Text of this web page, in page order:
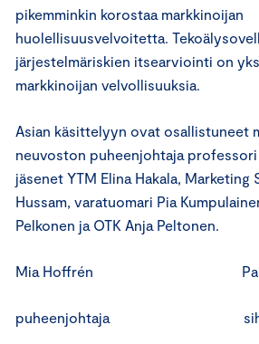
pikemminkin korostaa markkinoijan
huolellisuusvelvoitetta.
järjestelmäriskien itsearviointi on
markkinoijan velvollisuuksia.
Asian käsittelyyn ovat osallistuneet
neuvoston puheenjohtaja
jäsenet YTM Elina Hakala, Marketing
Hussam, varatuomari Pia
Pelkonen ja OTK Anja Peltonen.
Mia Hoffrén Paula
puheenjohtaja